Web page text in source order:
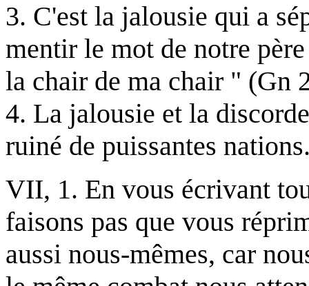
3. C'est la jalousie qui a
mentir le mot de notre
la chair de ma chair " (Gn
4. La jalousie et la
ruiné de puissantes
VII, 1. En vous écrivant
faisons pas que vous
aussi nous-mêmes, car